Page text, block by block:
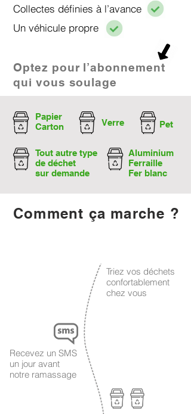
Collectes définies à l’avance
Un véhicule propre​
Optez pour l’abonnement
qui vous soulage
Comment ça marche ?
Triez vos déchets
confortablement
chez vous
Recevez un SMS
un jour avant
notre ramassage
Papier
Carton
Verre Pet
Tout autre type
de déchet
sur demande
Aluminium
Ferraille
Fer blanc